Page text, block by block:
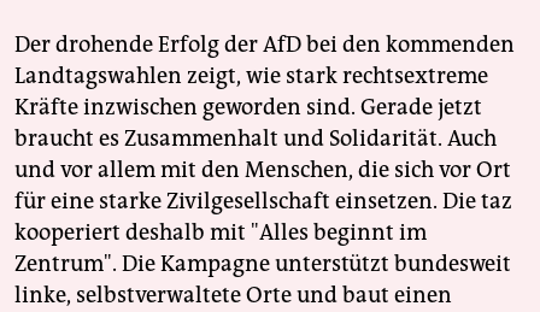
Der drohende Erfolg der AfD bei den kommenden
Landtagswahlen zeigt, wie stark rechtsextreme
Kräfte inzwischen geworden sind. Gerade jetzt
braucht es Zusammenhalt und Solidarität. Auch
und vor allem mit den Menschen, die sich vor Ort
für eine starke Zivilgesellschaft einsetzen. Die taz
kooperiert deshalb mit "Alles beginnt im
Zentrum". Die Kampagne unterstützt bundesweit
linke, selbstverwaltete Orte und baut einen